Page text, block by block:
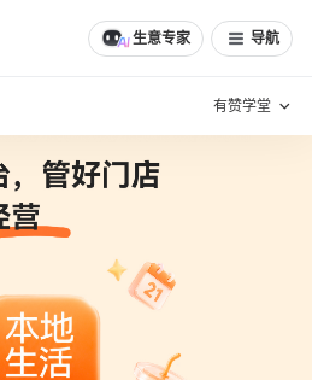
生意专家 导航
有赞学堂
增长方法
有赞专家说
新零售最佳实践